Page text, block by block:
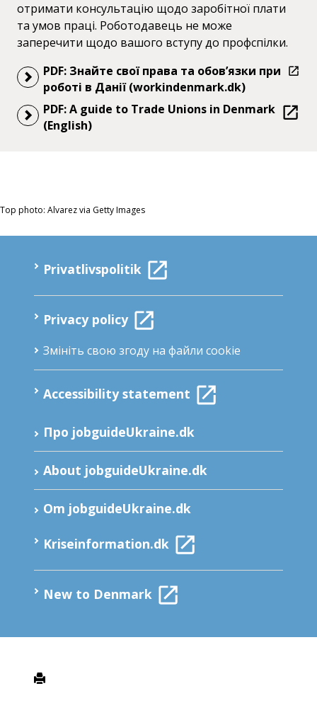
отримати консультацію щодо заробітної плати
та умов праці. Роботодавець не може
заперечити щодо вашого вступу до профспілки.
PDF: Знайте свої права та обов’язки при
роботі в Данії (workindenmark.dk)
PDF: A guide to Trade Unions in Denmark
(English)
Top photo: Alvarez via Getty Images
Privatlivspolitik
Privacy policy
Змініть свою згоду на файли cookie
Accessibility statement
Про jobguideUkraine.dk
About jobguideUkraine.dk
Om jobguideUkraine.dk
Kriseinformation.dk
New to Denmark